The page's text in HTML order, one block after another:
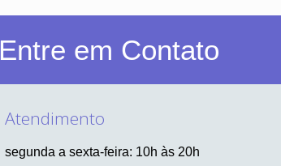
Entre em Contato
Atendimento
segunda a sexta-feira: 10h às 20h